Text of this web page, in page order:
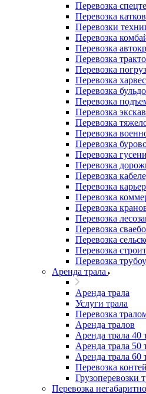
Перевозка
Перевозка катков
Перевозки
Перевозка
Перевозка
Перевозка
Перевозка
Перевозка
Перевозка
Перевозка
Перевозка
Перевозка
Перевозка
Перевозка
Перевозка
Перевозка
Перевозка
Перевозка
Перевозка
Перевозка
Перевозка
Перевозка
Перевозка
Перевозка
Перевозка
Аренда трала
Аренда трала
Услуги трала
Перевозка
Аренда тралов
Аренда трала 40
Аренда трала 50
Аренда трала 60
Перевозка
Грузоперевозки
Перевозка